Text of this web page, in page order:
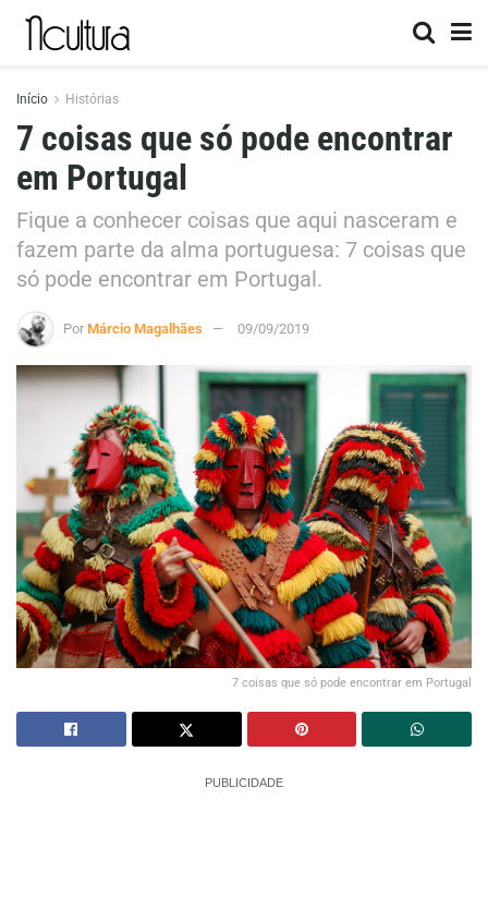
Início Histórias
7 coisas que só pode encontrar
em Portugal
Fique a conhecer coisas que aqui nasceram e
fazem parte da alma portuguesa: 7 coisas que
só pode encontrar em Portugal.
Por Márcio Magalhães 09/09/2019
7 coisas que só pode encontrar em Portugal
PUBLICIDADE